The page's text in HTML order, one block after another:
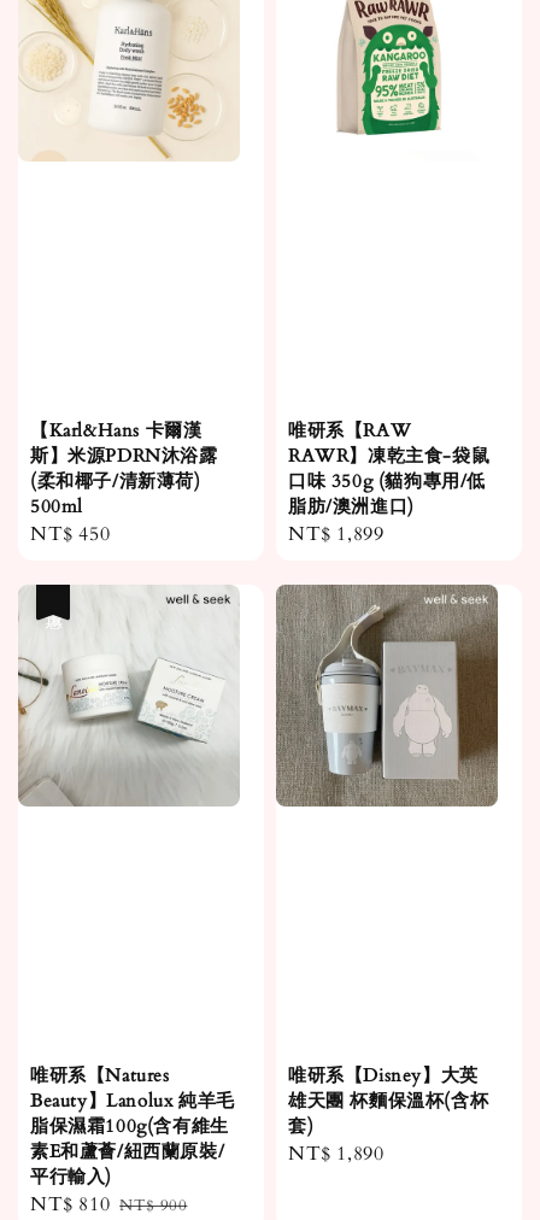
【Karl&Hans 卡爾漢
斯】米源PDRN沐浴露
(柔和椰子/清新薄荷)
500ml
Regular
NT$ 450
唯研系【RAW
RAWR】凍乾主食-袋鼠
口味 350g (貓狗專用/低
脂肪/澳洲進口)
Regular
NT$ 1,899
唯研系【Natures
Beauty】Lanolux 純羊毛
脂保濕霜100g(含有維生
素E和蘆薈/紐西蘭原裝/
平行輸入)
Sale
NT$ 810 Regular
NT$ 900
唯研系【Disney】大英
雄天團 杯麵保溫杯(含杯
套)
Regular
NT$ 1,890